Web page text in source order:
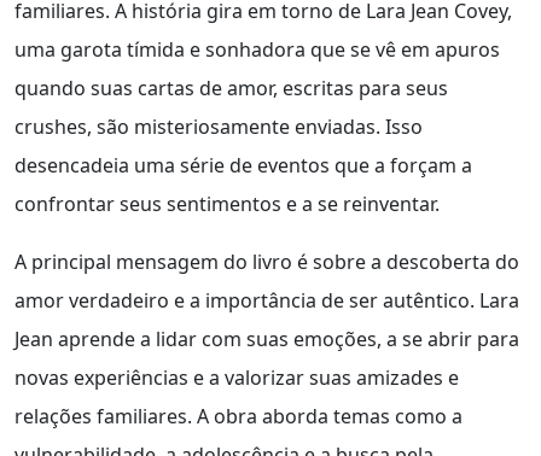
familiares. A história gira em torno de Lara Jean Covey,
uma garota tímida e sonhadora que se vê em apuros
quando suas cartas de amor, escritas para seus
crushes, são misteriosamente enviadas. Isso
desencadeia uma série de eventos que a forçam a
confrontar seus sentimentos e a se reinventar.
A principal mensagem do livro é sobre a descoberta do
amor verdadeiro e a importância de ser autêntico. Lara
Jean aprende a lidar com suas emoções, a se abrir para
novas experiências e a valorizar suas amizades e
relações familiares. A obra aborda temas como a